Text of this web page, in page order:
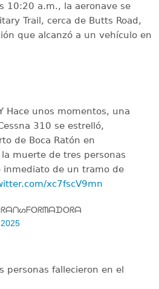
10:20 a.m., la aeronave se
Trail, cerca de Butts Road,
que alcanzó a un vehículo en
Hace unos momentos, una
310 se estrelló,
de Boca Ratón en
muerte de tres personas
inmediato de un tramo de
xc7fscV9mn
personas fallecieron en el